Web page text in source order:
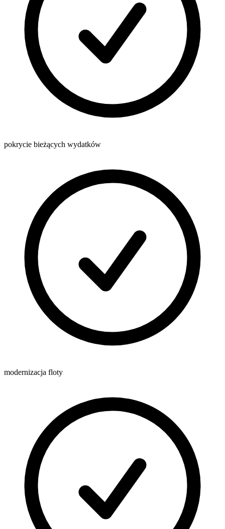
pokrycie bieżących wydatków
modernizacja floty